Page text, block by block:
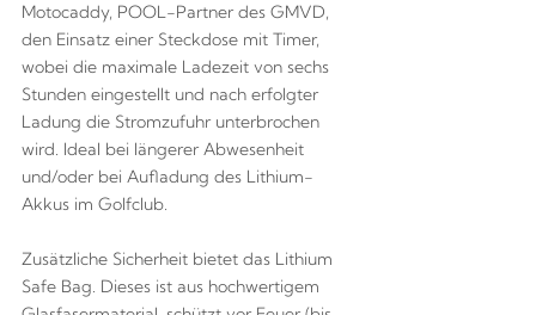
Motocaddy, POOL-Partner des GMVD,
den Einsatz einer Steckdose mit Timer,
wobei die maximale Ladezeit von sechs
Stunden eingestellt und nach erfolgter
Ladung die Stromzufuhr unterbrochen
wird. Ideal bei längerer Abwesenheit
und/oder bei Aufladung des Lithium-
Akkus im Golfclub.
Zusätzliche Sicherheit bietet das Lithium
Safe Bag. Dieses ist aus hochwertigem